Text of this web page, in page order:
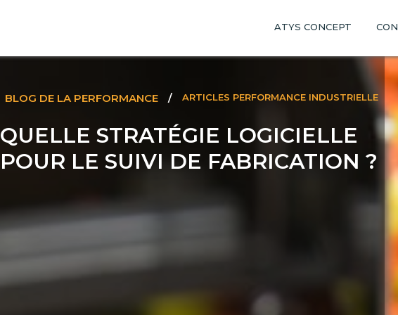
ATYS CONCEPT
BLOG DE LA PERFORMANCE / ARTICLES PERFORMANCE INDUSTRIELLE
QUELLE STRATÉGIE LOGICIELLE
POUR LE SUIVI DE FABRICATION ?